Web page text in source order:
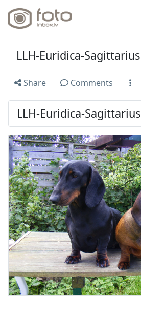
LLH-Euridica-Sagittarius
Share Comments
LLH-Euridica-Sagittarius